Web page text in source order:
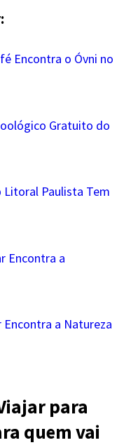
Encontra o Óvni no
Gratuito do
Litoral Paulista Tem
Encontra a
Encontra a Natureza
para
quem vai